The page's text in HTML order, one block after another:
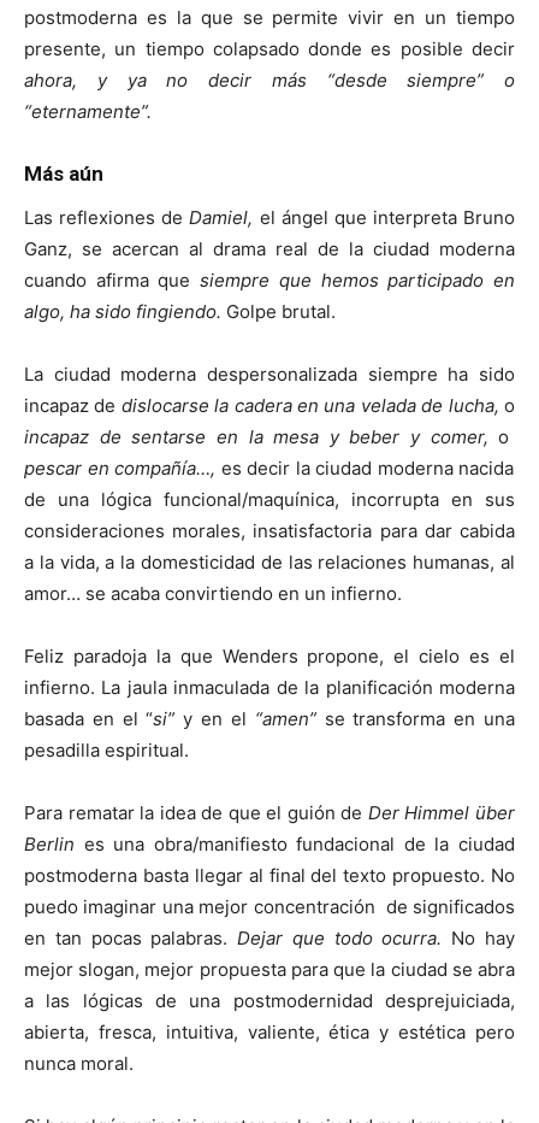
postmoderna es la que se permite vivir en un tiempo
presente, un tiempo colapsado donde es posible decir
ahora, y ya no decir más “desde siempre” o
“eternamente”.
Más aún
Las reflexiones deDamiel, el ángel que interpreta Bruno
Ganz, se acercan al drama real de la ciudad moderna
cuando afirma quesiempre que hemos participado en
algo, ha sido fingiendo. Golpe brutal.
La ciudad moderna despersonalizada siempre ha sido
incapaz de dislocarse la cadera en una velada de lucha,o
incapaz de sentarse en la mesa y beber y comer,o
pescar en compañía…, es decir la ciudad moderna nacida
de una lógica funcional/maquínica, incorrupta en sus
consideraciones morales, insatisfactoria para dar cabida
a la vida, a la domesticidad de las relaciones humanas, al
amor… se acaba convirtiendo en un infierno.
Feliz paradoja la que Wenders propone, el cielo es el
infierno. La jaula inmaculada de la planificación moderna
basada en el “si”y en el “amen” se transforma en una
pesadilla espiritual.
Para rematar la idea de que el guión de Der Himmel über
Berlin es una obra/manifiesto fundacional de la ciudad
postmoderna basta llegar al final del texto propuesto. No
puedo imaginar una mejor concentración de significados
en tan pocas palabras.Dejar que todo ocurra. No hay
mejor slogan, mejor propuesta para que la ciudad se abra
a las lógicas de una postmodernidad desprejuiciada,
abierta, fresca, intuitiva, valiente, ética y estética pero
nunca moral.